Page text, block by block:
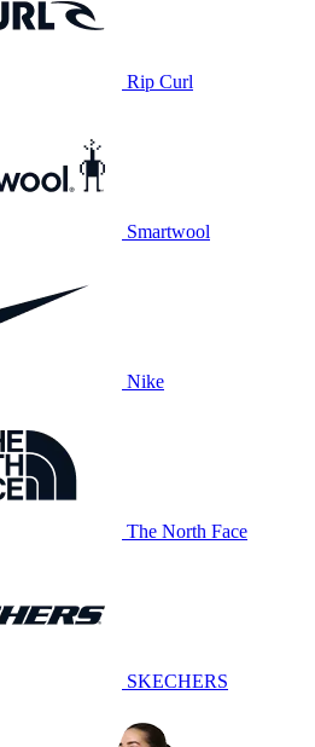
Rip Curl
Smartwool
Nike
The North Face
SKECHERS